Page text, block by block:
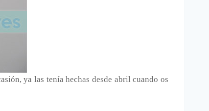
ya las tenía hechas desde abril cuando os